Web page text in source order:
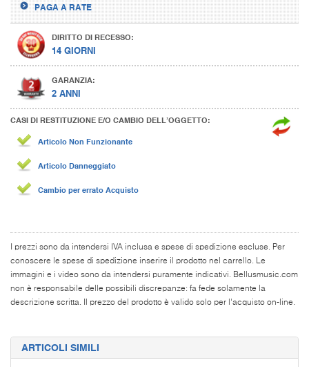
PAGA A RATE
DIRITTO DI RECESSO:
14 GIORNI
GARANZIA:
2 ANNI
CASI DI RESTITUZIONE E/O CAMBIO DELL’OGGETTO:
Articolo Non Funzionante
Articolo Danneggiato
Cambio per errato Acquisto
I prezzi sono da intendersi IVA inclusa e spese di spedizione escluse. Per
conoscere le spese di spedizione inserire il prodotto nel carrello. Le
immagini e i video sono da intendersi puramente indicativi. Bellusmusic.com
non è responsabile delle possibili discrepanze: fa fede solamente la
descrizione scritta. Il prezzo del prodotto è valido solo per l'acquisto on-line.
ARTICOLI SIMILI